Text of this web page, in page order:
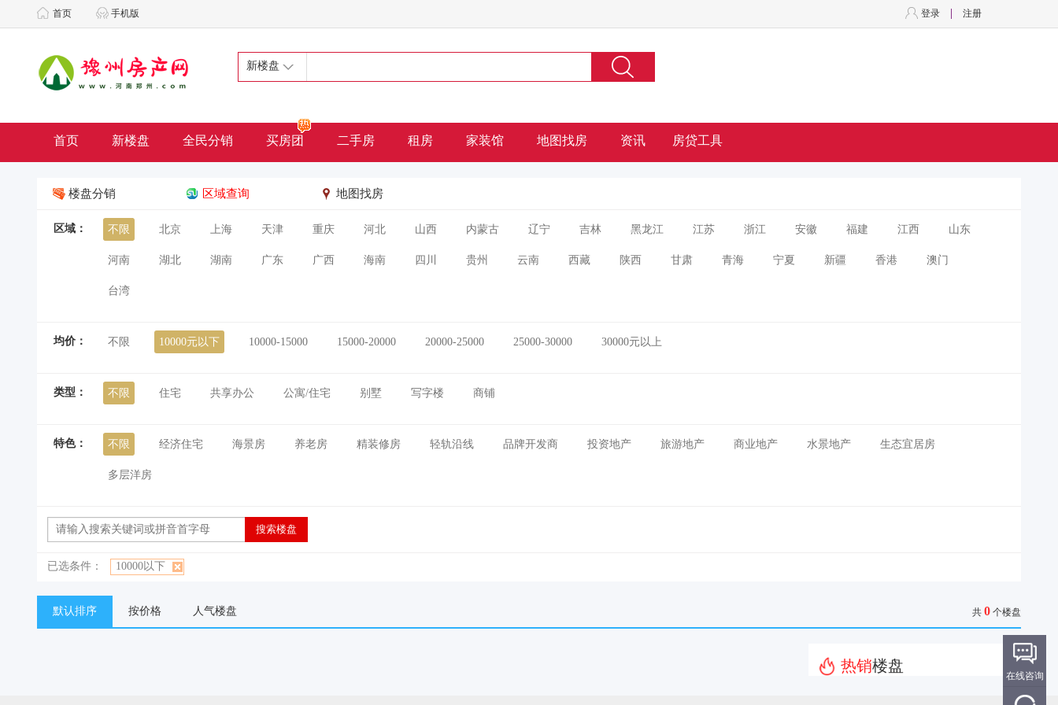
首页 手机版 注册
登录
新楼盘
首页 新楼盘 全民分销 买房团 二手房 租房 家装馆 地图找房 资讯 房贷工具
楼盘分销 区域查询 地图找房
区域： 不限 北京 上海 天津 重庆 河北 山西 内蒙古 辽宁 吉林 黑龙江 江苏 浙江 安徽 福建 江西 山东
河南 湖北 湖南 广东 广西 海南 四川 贵州 云南 西藏 陕西 甘肃 青海 宁夏 新疆 香港 澳门
台湾
均价： 不限 10000元以下 10000-15000 15000-20000 20000-25000 25000-30000 30000元以上
类型： 不限 住宅 共享办公 公寓/住宅 别墅 写字楼 商铺
特色： 不限 经济住宅 海景房 养老房 精装修房 轻轨沿线 品牌开发商 投资地产 旅游地产 商业地产 水景地产 生态宜居房
多层洋房
已选条件： 10000以下
默认排序 按价格 人气楼盘 共 0 个楼盘
热销楼盘
在线咨询